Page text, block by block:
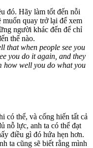
đó. Hãy làm tốt đến nỗi
quay trở lại để xem
người khác đến để chỉ
thế nào.
that when people see you
you do it again, and they
how well you do what you
có thể, và cống hiến tất cả
nỗ lực, anh ta có thể đạt
điều gì đó hứa hẹn hơn.
ta cũng sẽ biết rằng mình